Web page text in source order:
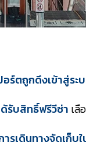
ร์ตถูกดึงเข้าสู่ระ
รับสิทธิ์ฟรีวีซ่า เลื
รเดินทางจัดเก็บ